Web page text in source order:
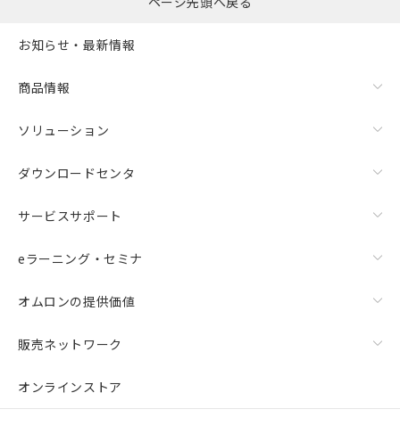
お知らせ・最新情報
商品情報
ソリューション
ダウンロードセンタ
サービスサポート
eラーニング・セミナ
オムロンの提供価値
販売ネットワーク
オンラインストア